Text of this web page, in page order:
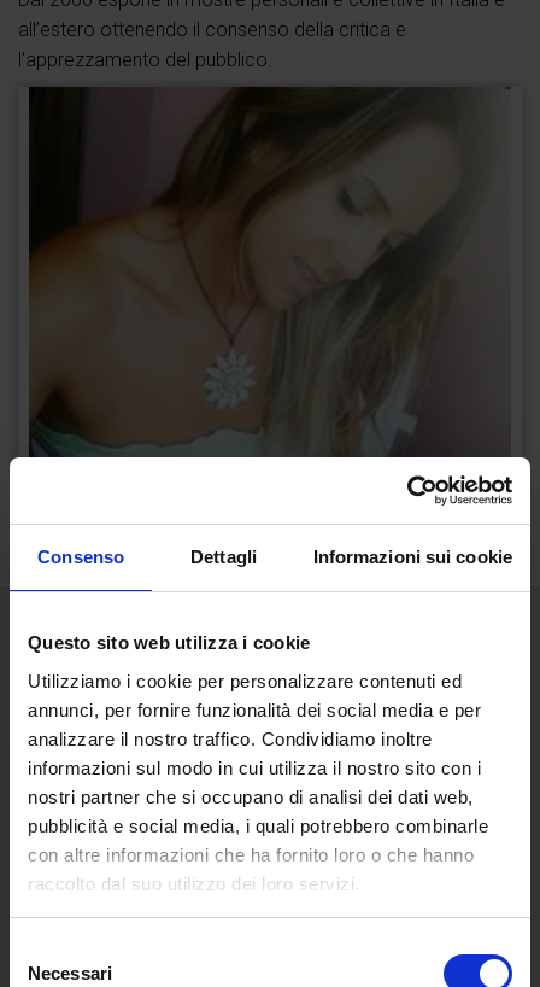
Consenso Dettagli Informazioni sui cookie
Questo sito web utilizza i cookie
Utilizziamo i cookie per personalizzare contenuti ed
annunci, per fornire funzionalità dei social media e per
analizzare il nostro traffico. Condividiamo inoltre
informazioni sul modo in cui utilizza il nostro sito con i
nostri partner che si occupano di analisi dei dati web,
pubblicità e social media, i quali potrebbero combinarle
con altre informazioni che ha fornito loro o che hanno
raccolto dal suo utilizzo dei loro servizi.
delNecessari
all’estero ottenendo il consenso della critica e
l’apprezzamento del pubblico.
Opere dell'artista